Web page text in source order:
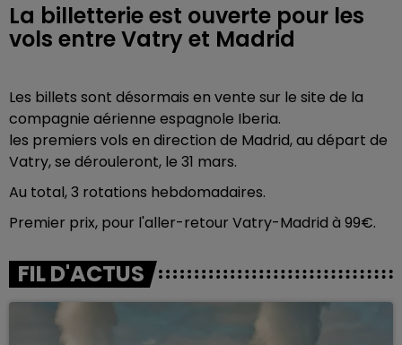
La billetterie est ouverte pour les
vols entre Vatry et Madrid
Les billets sont désormais en vente sur le site de la
compagnie aérienne espagnole Iberia.
les premiers vols en direction de Madrid, au départ de
Vatry, se dérouleront, le 31 mars.
Au total, 3 rotations hebdomadaires.
Premier prix, pour l'aller-retour Vatry-Madrid à 99€.
FIL D'ACTUS